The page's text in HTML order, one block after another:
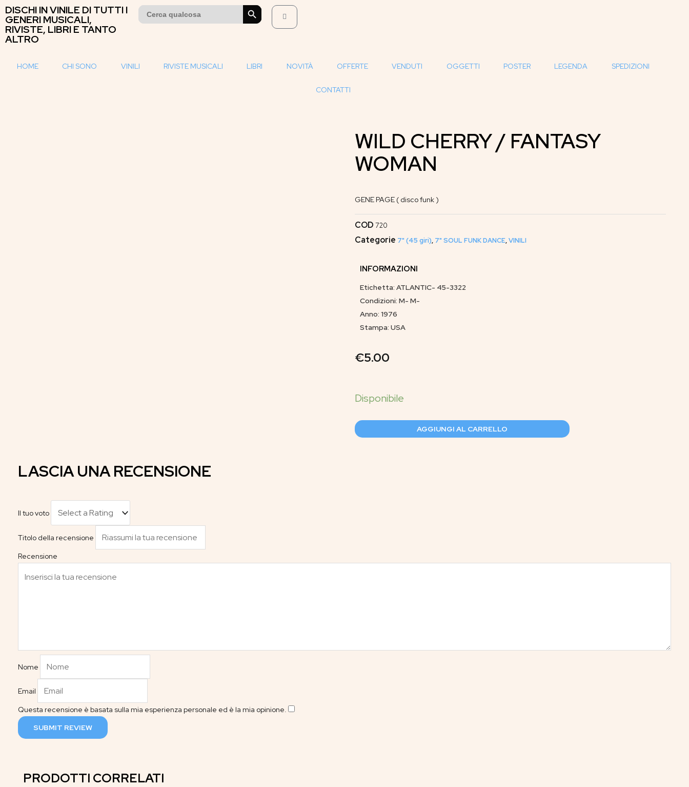
DISCHI IN VINILE DI TUTTI I
GENERI MUSICALI,
RIVISTE, LIBRI E TANTO
ALTRO
Search
for:
SEARCH BUTTON
HOME CHI SONO VINILI RIVISTE MUSICALI LIBRI NOVITÀ OFFERTE VENDUTI OGGETTI POSTER LEGENDA SPEDIZIONI
CONTATTI
WILD CHERRY / FANTASY
WOMAN
GENE PAGE ( disco funk )
COD 720
Categorie 7" (45 giri), 7" SOUL FUNK DANCE,VINILI
INFORMAZIONI
Etichetta: ATLANTIC- 45-3322
Condizioni: M- M-
Anno: 1976
Stampa: USA
€5.00
AGGIUNGI AL CARRELLO
LASCIA UNA RECENSIONE
Il tuo voto
Titolo della recensione
Recensione
Nome
Email
Questa recensione è basata sulla mia esperienza personale ed è la mia opinione.
SUBMIT REVIEW
PRODOTTI CORRELATI